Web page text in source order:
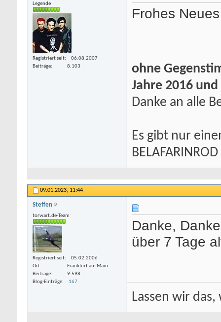
Legende
Registriert seit
06.08.2007
Beiträge
8.103
Frohes
ohne
Jahre 2016 und
Danke an alle
Es gibt nur
BELAFARINROD
09.01.2023, 11:44
Steffen
torwart.de-Team
Registriert seit
05.02.2006
Ort
Frankfurt am Main
Beiträge
9.598
Blog-Einträge
167
Danke,
über 7 Tage
Lassen wir